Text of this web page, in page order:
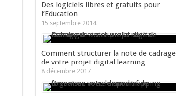
Des logiciels libres et gratuits pour
l’Education
15 septembre 2014
Comment structurer la note de cadrage
de votre projet digital learning
8 décembre 2017